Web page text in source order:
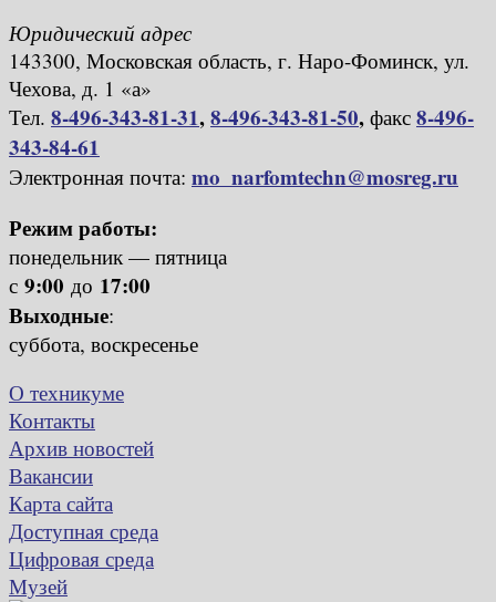
Юридический адрес
143300, Московская область, г. Наро-Фоминск, ул.
Чехова, д. 1 «а»
Тел. 8-496-343-81-31,8-496-343-81-50, факс 8-496-
343-84-61
Электронная почта: mo_narfomtechn@mosreg.ru
Режим работы:
понедельник — пятница
с 9:00 до 17:00
Выходные:
суббота, воскресенье
О техникуме
Контакты
Архив новостей
Вакансии
Карта сайта
Доступная среда
Цифровая среда
Музей